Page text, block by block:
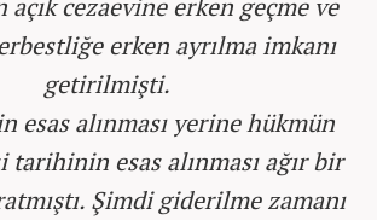
erken ayrılma imkanı
getirilmişti.
esas alınması yerine hükmün
tarihinin esas alınması ağır bir
Şimdi giderilme zamanı